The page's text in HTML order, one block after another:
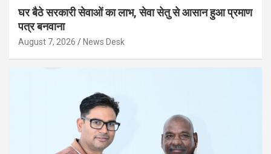
घर बैठे सरकारी सेवाओं का लाभ, सेवा सेतु से आसान हुआ प्रमाण
पत्र बनवाना
August 7, 2026 News Desk